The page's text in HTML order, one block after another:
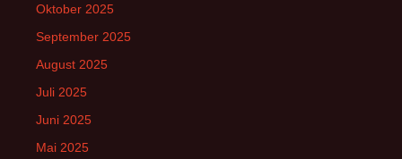
Oktober 2025
September 2025
August 2025
Juli 2025
Juni 2025
Mai 2025